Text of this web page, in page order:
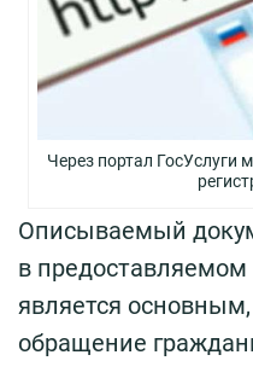
Через портал ГосУслуги
Описываемый
в
является
обращение